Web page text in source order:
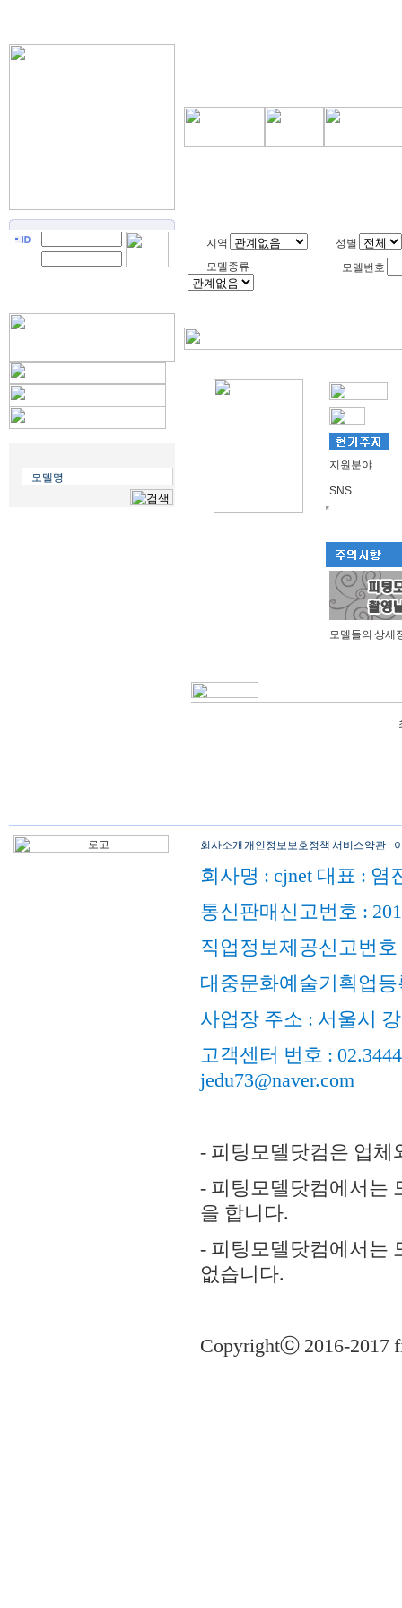
지역
성별
모델종류
모델번호
지원분야
SNS
모델들의 상세
회사명 : cjnet 대표 : 염
통신판매신고번호 :
직업정보제공신고번호
대중문화예술기획업
사업장 주소 : 서울시
고객센터 번호 :
jedu73@naver.com
- 피팅모델닷컴은 업체
- 피팅모델닷컴에서는
을 합니다.
- 피팅모델닷컴에서는
없습니다.
Copyrightⓒ 2016-2017